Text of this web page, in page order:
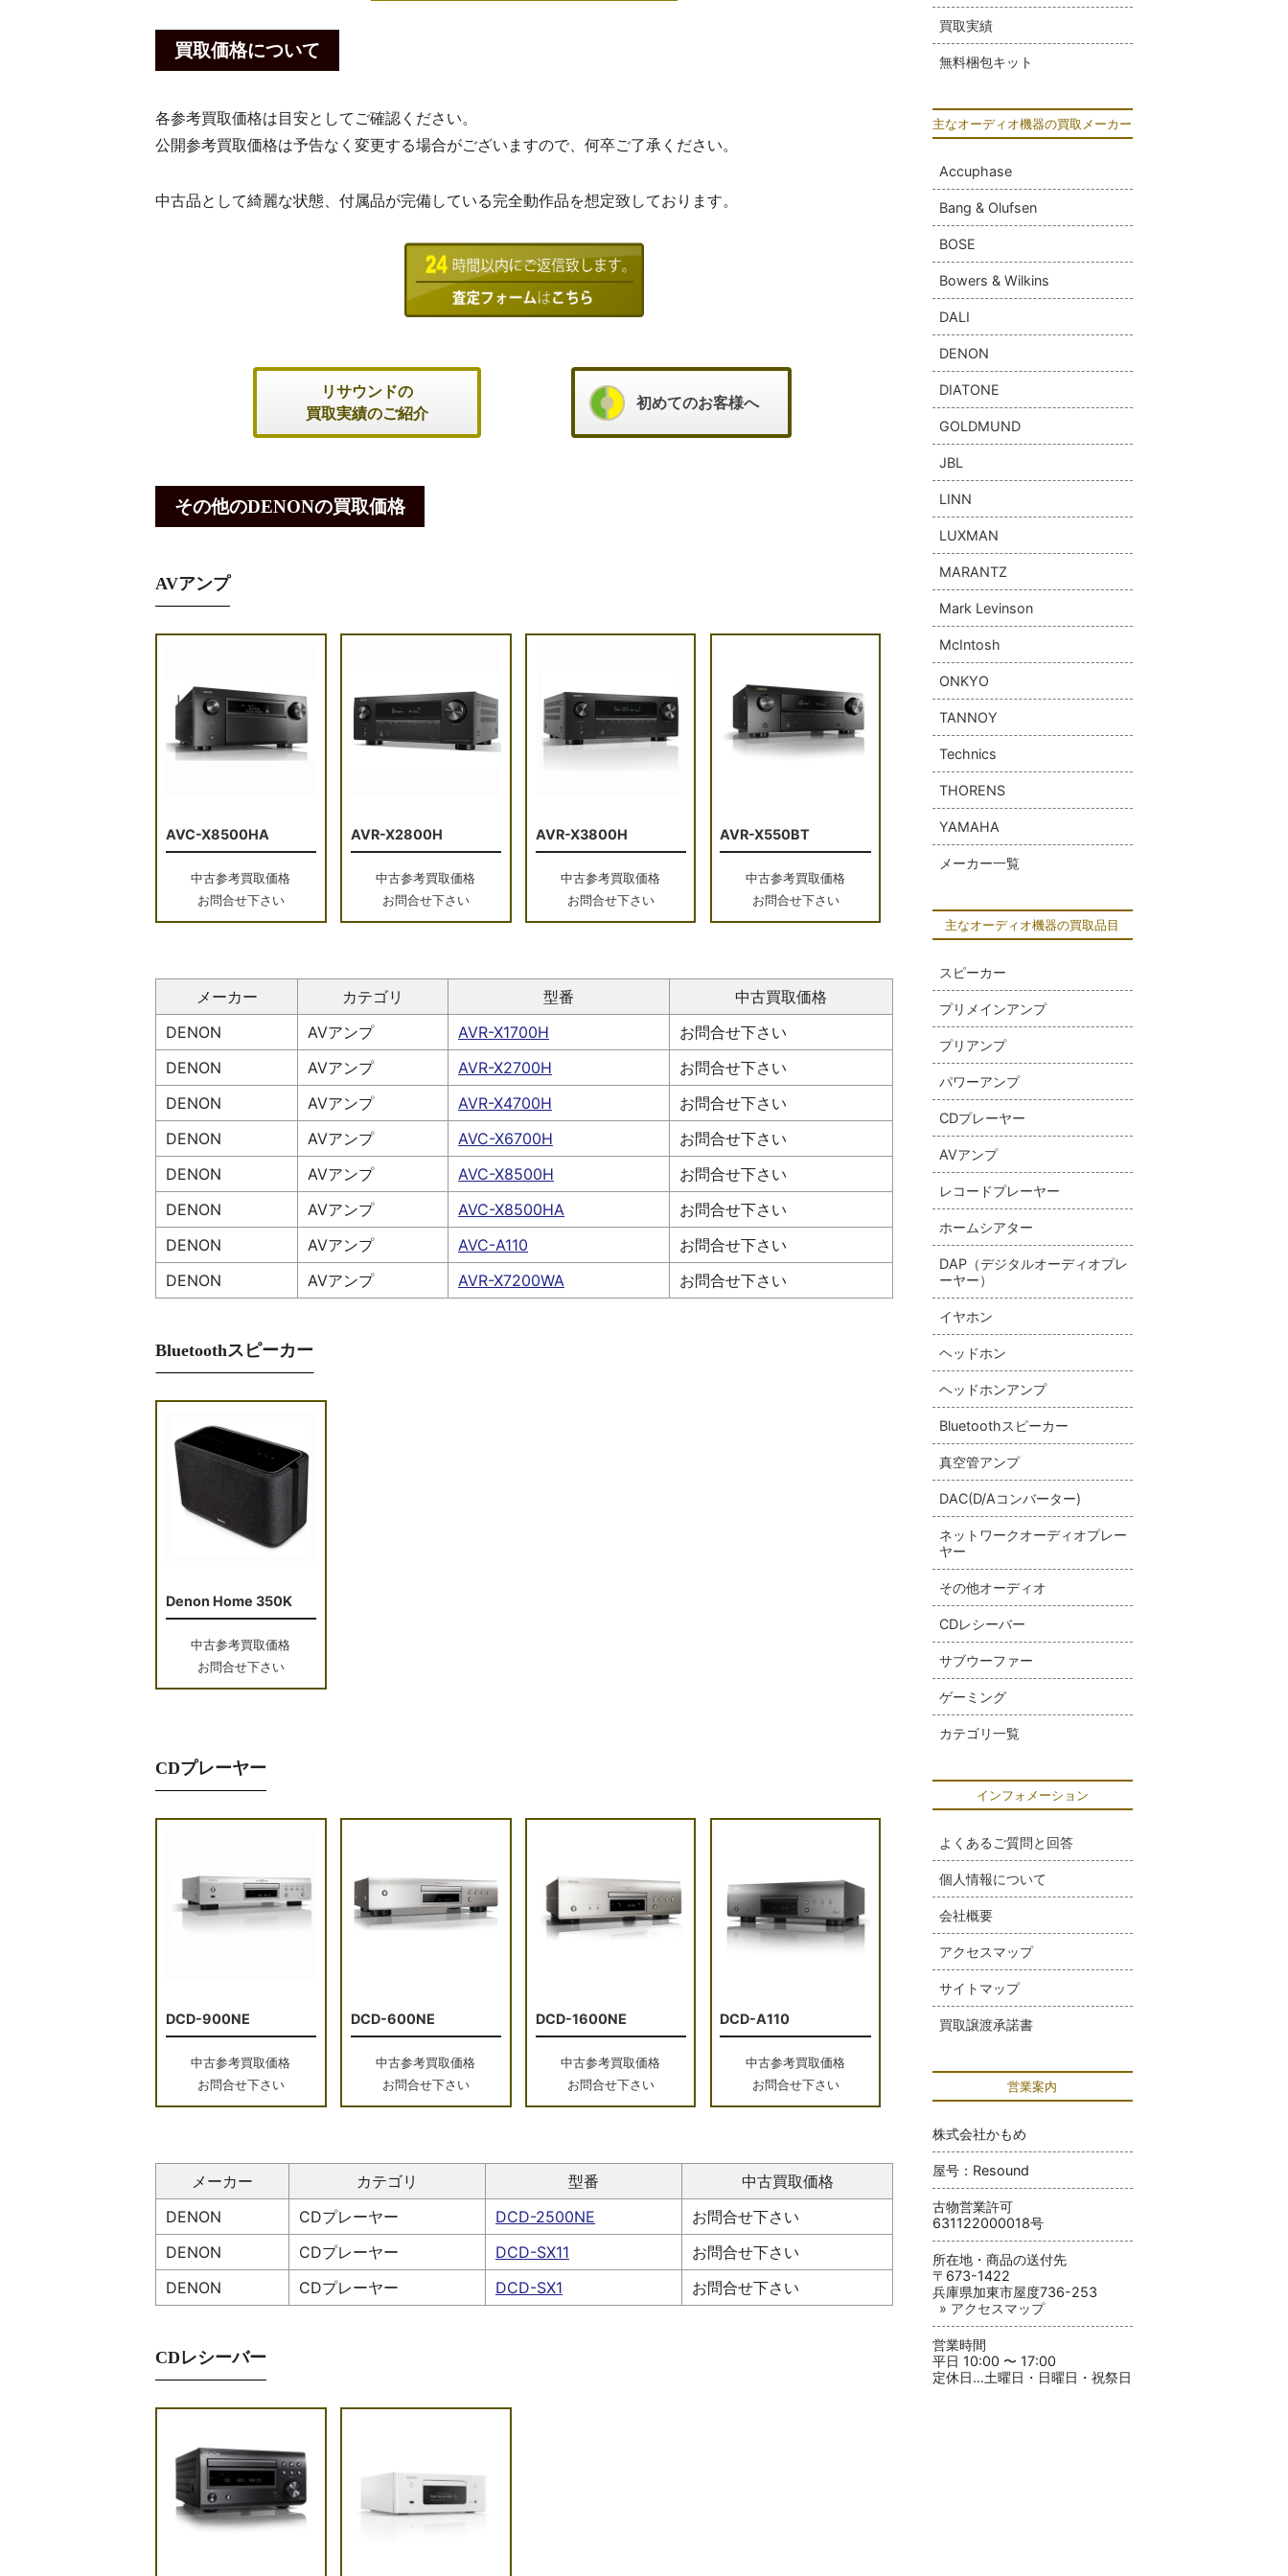
買取価格について
各参考買取価格は目安としてご確認ください。
公開参考買取価格は予告なく変更する場合がございますので、何卒ご了承ください。
中古品として綺麗な状態、付属品が完備している完全動作品を想定致しております。
リサウンドの
買取実績のご紹介
初めてのお客様へ
その他のDENONの買取価格
AVアンプ
AVC-X8500HA
中古参考買取価格
お問合せ下さい
AVR-X2800H
中古参考買取価格
お問合せ下さい
AVR-X3800H
中古参考買取価格
お問合せ下さい
AVR-X550BT
中古参考買取価格
お問合せ下さい
メーカー カテゴリ 型番
中古買取価格
DENON
AVアンプ AVR-X1700H
お問合せ下さい
DENON
AVアンプ AVR-X2700H
お問合せ下さい
DENON
AVアンプ AVR-X4700H
お問合せ下さい
DENON
AVアンプ AVC-X6700H
お問合せ下さい
DENON
AVアンプ AVC-X8500H
お問合せ下さい
DENON
AVアンプ AVC-X8500HA
お問合せ下さい
DENON
AVアンプ AVC-A110
お問合せ下さい
DENON
AVアンプ AVR-X7200WA お問合せ下さい
Bluetoothスピーカー
Denon Home 350K
中古参考買取価格
お問合せ下さい
CDプレーヤー
DCD-900NE
中古参考買取価格
お問合せ下さい
DCD-600NE
中古参考買取価格
お問合せ下さい
DCD-1600NE
中古参考買取価格
お問合せ下さい
DCD-A110
中古参考買取価格
お問合せ下さい
メーカー カテゴリ 型番
中古買取価格
DENON
CDプレーヤー DCD-2500NE
お問合せ下さい
DENON
CDプレーヤー DCD-SX11
お問合せ下さい
DENON
CDプレーヤー DCD-SX1 お問合せ下さい
CDレシーバー
買取実績
無料梱包キット
主なオーディオ機器の買取メーカー
Accuphase
Bang & Olufsen
BOSE
Bowers & Wilkins
DALI
DENON
DIATONE
GOLDMUND
JBL
LINN
LUXMAN
MARANTZ
Mark Levinson
McIntosh
ONKYO
TANNOY
Technics
THORENS
YAMAHA
メーカー一覧
主なオーディオ機器の買取品目
スピーカー
プリメインアンプ
プリアンプ
パワーアンプ
CDプレーヤー
AVアンプ
レコードプレーヤー
ホームシアター
DAP（デジタルオーディオプレ
ーヤー）
イヤホン
ヘッドホン
ヘッドホンアンプ
Bluetoothスピーカー
真空管アンプ
DAC(D/Aコンバーター)
ネットワークオーディオプレー
ヤー
その他オーディオ
CDレシーバー
サブウーファー
ゲーミング
カテゴリ一覧
インフォメーション
よくあるご質問と回答
個人情報について
会社概要
アクセスマップ
サイトマップ
買取譲渡承諾書
営業案内
株式会社かもめ
屋号：Resound
古物営業許可
631122000018号
所在地・商品の送付先
〒673-1422
兵庫県加東市屋度736-253
» アクセスマップ
営業時間
平日 10:00 〜 17:00
定休日…土曜日・日曜日・祝祭日